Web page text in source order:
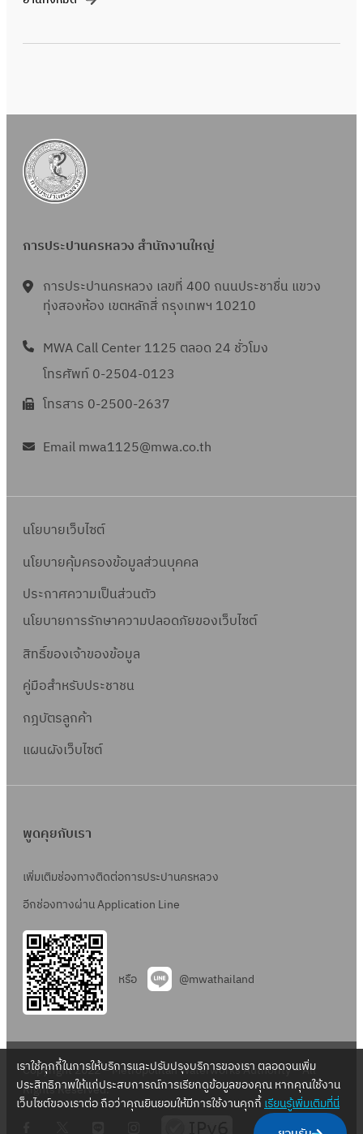
การประปานครหลวง สำนักงานใหญ่
การประปานครหลวง เลขที่ 400 ถนนประชาชื่น แขวง
ทุ่งสองห้อง เขตหลักสี่ กรุงเทพฯ 10210
MWA Call Center 1125 ตลอด 24 ชั่วโมง
โทรศัพท์ 0-2504-0123
โทรสาร 0-2500-2637
Email mwa1125@mwa.co.th
นโยบายเว็บไซต์
นโยบายคุ้มครองข้อมูลส่วนบุคคล
ประกาศความเป็นส่วนตัว
นโยบายการรักษาความปลอดภัยของเว็บไซต์
สิทธิ์ของเจ้าของข้อมูล
คู่มือสำหรับประชาชน
กฎบัตรลูกค้า
แผนผังเว็บไซต์
พูดคุยกับเรา
เพิ่มเติมช่องทางติดต่อการประปานครหลวง
อีกช่องทางผ่าน Application Line
หรือ @mwathailand
Copyright 2022 – Metropolitan Waterworks Authority – All
Rights Reserved.
เราใช้คุกกี้ในการให้บริการและปรับปรุงบริการของเรา ตลอดจนเพิ่ม
ประสิทธิภาพให้แก่ประสบการณ์การเรียกดูข้อมูลของคุณ หากคุณใช้งาน
เว็บไซต์ของเราต่อ ถือว่าคุณยินยอมให้มีการใช้งานคุกกี้เรียนรู้เพิ่มเติมที่นี่